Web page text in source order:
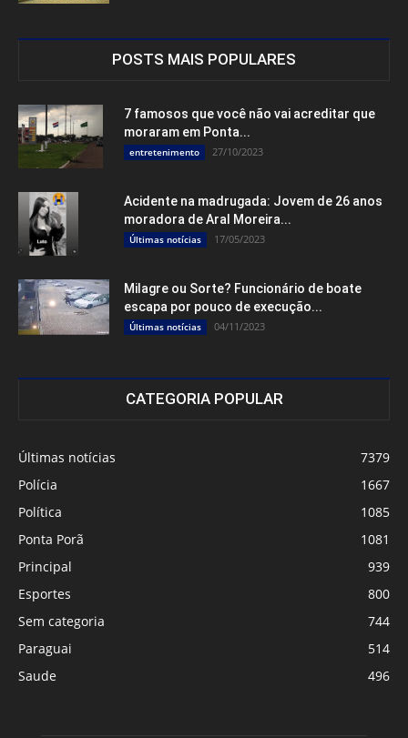
POSTS MAIS POPULARES
7 famosos que você não vai acreditar que
moraram em Ponta...
entretenimento 27/10/2023
Acidente na madrugada: Jovem de 26 anos
moradora de Aral Moreira...
Últimas notícias 17/05/2023
Milagre ou Sorte? Funcionário de boate
escapa por pouco de execução...
Últimas notícias 04/11/2023
CATEGORIA POPULAR
Últimas notícias
7379
Polícia
1667
Política
1085
Ponta Porã
1081
Principal
939
Esportes
800
Sem categoria
744
Paraguai
514
Saude
496